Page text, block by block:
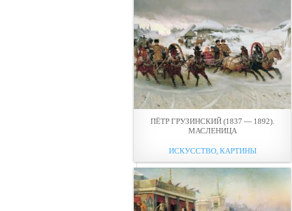
ПЁТР ГРУЗИНСКИЙ (1837 — 1892).
МАСЛЕНИЦА
ИСКУССТВО, КАРТИНЫ